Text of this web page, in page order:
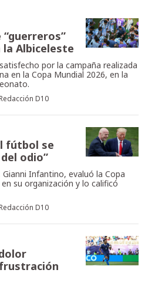
“guerreros”
la Albiceleste
por la campaña realizada
en la Copa Mundial 2026, en la
D10
fútbol se
odio”
Gianni Infantino, evaluó la Copa
su organización y lo calificó
D10